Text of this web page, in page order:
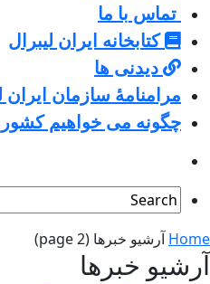
تماس با ما
کتابخانه ایران لیبرال
دیدنی ها
مرامنامۀ سازمان ایران
چگونه می خواهیم کشور
Home آرشیو خبرها (page 2)
آرشیو خبرها